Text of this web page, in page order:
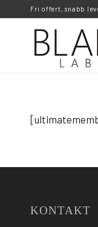
Fri offert, snabb
KONTAKT